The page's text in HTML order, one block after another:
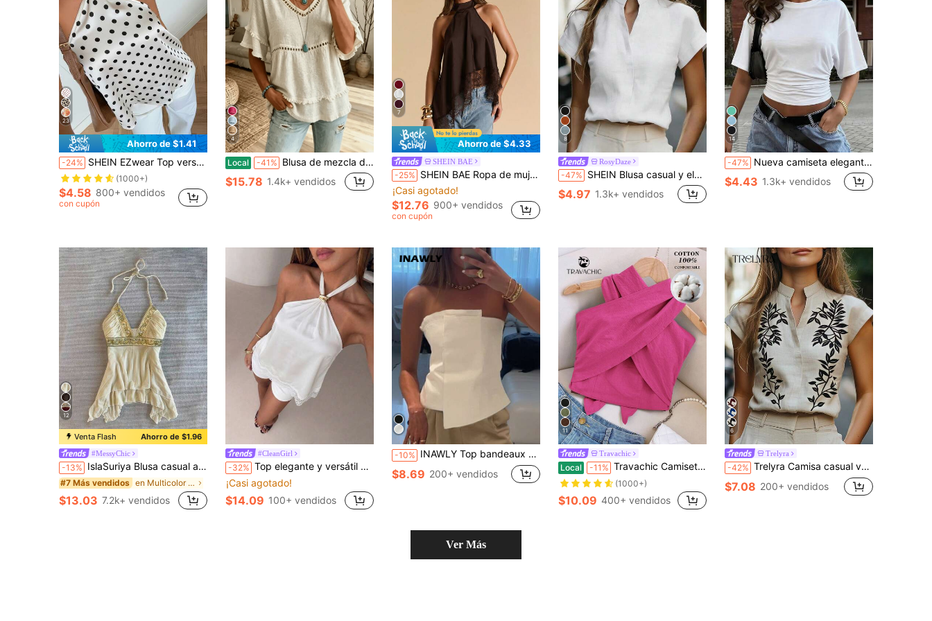
23
Ahorro de $1.41
-24% SHEIN EZwear Top versátil de moda con cuello halter y lazo con lunares para mujer
(1000+)
$4.58 800+ vendidos
con cupón
4
Local -41% Blusa de mezcla de lino con bordado de ojal y flecos, blusa casual de cuello en V de manga corta para mujer
$15.78 1.4k+ vendidos
7
Ahorro de $4.33
SHEIN BAE
-25% SHEIN BAE Ropa de mujer primavera/verano, estilo primavera/verano para mujer, top de tirantes negro sólido sexy minimalista elegante con cuello halter espalda descubierta y ribete de encaje patchwork, top de tirantes de satén de alta gama de seda sintética para mujer, top para fiesta reunión cóctel, top para ocasión formal reunión, top sexy de mujer con patchwork de encaje negro y satén, fiesta de cóctel, ropa casual de negocios para mujer, top para salir
¡Casi agotado!
$12.76 900+ vendidos
con cupón
8
RosyDaze
-47% SHEIN Blusa casual y elegante de mujer en mezcla de lino beige con cuello alto, top de oficina con escote en V y mangas murciélago de media manga para el trabajo, blusa holgada con escote en V y media manga para uso diario/cita nocturna & brunch, blusa blanca de verano
$4.97 1.3k+ vendidos
14
-47% Nueva camiseta elegante y versátil de unicolor con pliegues en la cintura, adecuada para uso diario, escuela, playa, vacaciones y hogar en verano blanco
$4.43 1.3k+ vendidos
12
Venta Flash Ahorro de $1.96
#MessyChic
-13% IslaSuriya Blusa casual ajustada con cuello anudado y fruncido para mujer
#7 Más vendidos en Multicolor Camisetas Soft Daily
$13.03 7.2k+ vendidos
#CleanGirl
-32% Top elegante y versátil para mujer, de moda, para ir al trabajo y vacaciones, con cuello halter, lazo, patchwork de encaje, casual, blanco, de verano
¡Casi agotado!
$14.09 100+ vendidos
-10% INAWLY Top bandeaux minimalista, casual, sexy y romántico para mujeres
$8.69 200+ vendidos
11
Travachic
Local -11% Travachic Camiseta sin espalda de verano informal para mujer, de cuello halter cruzado y unicolor
(1000+)
$10.09 400+ vendidos
6
Trelyra
-42% Trelyra Camisa casual versátil de uso diario con estampado floral para mujer
$7.08 200+ vendidos
Ver Más